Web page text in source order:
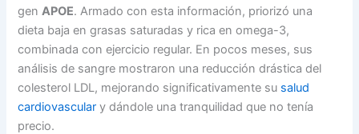
gen APOE. Armado con esta información, priorizó una
dieta baja en grasas saturadas y rica en omega-3,
combinada con ejercicio regular. En pocos meses, sus
análisis de sangre mostraron una reducción drástica del
colesterol LDL, mejorando significativamente su salud
cardiovascular y dándole una tranquilidad que no tenía
precio.